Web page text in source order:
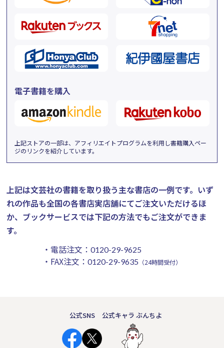
電子書籍を購入
上記ストアの一部は、アフィリエイトプログラムを利用し書籍購入ペー
ジのリンクを紹介しています。
上記は文芸社の書籍を取り扱う主な書店の一例です。 いず
れの作品も全国の各書店実店舗にてご注文いただけるほ
か、ブックサービスでは下記の方法でもご注文ができま
す。
・電話注文： 0120-29-9625
・FAX注文： 0120-29-9635 （24時間受付）
公式SNS 公式キャラ ぶんちよ